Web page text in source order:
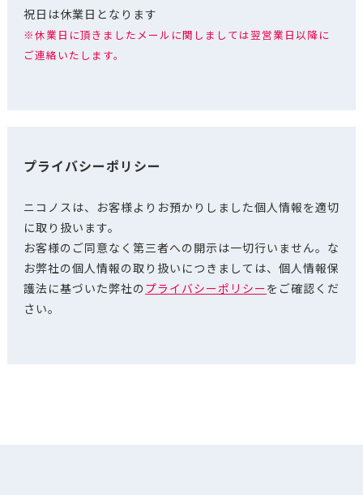
祝日は休業日となります
※休業日に頂きましたメールに関しましては翌営業日以降に
ご連絡いたします。
プライバシーポリシー
ニコノスは、お客様よりお預かりしました個人情報を適切
に取り扱います。
お客様のご同意なく第三者への開示は一切行いません。な
お弊社の個人情報の取り扱いにつきましては、個人情報保
護法に基づいた弊社の プライバシーポリシーをご確認くだ
さい。